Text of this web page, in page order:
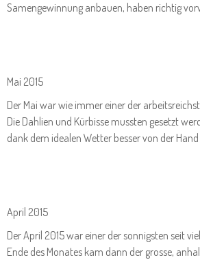
Samengewinnung anbauen, haben richtig
Mai 2015
Der Mai war wie immer einer der
Die Dahlien und Kürbisse mussten gesetzt
dank dem idealen Wetter besser von der
April 2015
Der April 2015 war einer der sonnigsten seit
Ende des Monates kam dann der grosse,